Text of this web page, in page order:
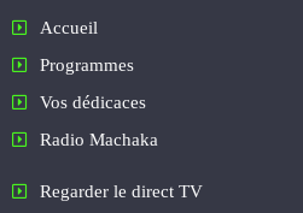
Accueil
Programmes
Vos dédicaces
Radio Machaka
Regarder le direct TV